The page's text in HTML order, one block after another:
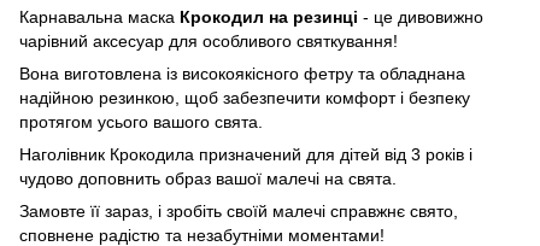
Карнавальна маска Крокодил на резинці - це дивовижно
чарівний аксесуар для особливого святкування!
Вона виготовлена із високоякісного фетру та обладнана
надійною резинкою, щоб забезпечити комфорт і безпеку
протягом усього вашого свята.
Наголівник Крокодила призначений для дітей від 3 років і
чудово доповнить образ вашої малечі на свята.
Замовте її зараз, і зробіть своїй малечі справжнє свято,
сповнене радістю та незабутніми моментами!